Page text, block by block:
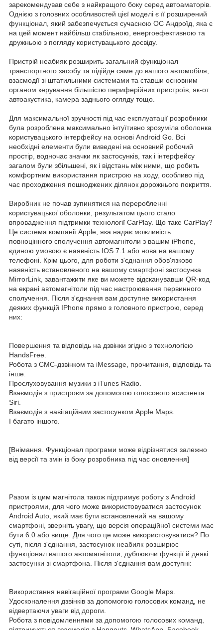
зарекомендував себе з найкращого боку серед автоаматорів.
Однією з головних особливостей цієї моделі є її розширений
функціонал, який забезпечується сучасною ОС Андроїд, яка є
на цей момент найбільш стабільною, енергоефективною та
дружньою з погляду користувацького досвіду.
Пристрій неабияк розширить загальний функціонал
транспортного засобу та підійде саме до вашого автомобіля,
взаємодії зі штатильними системами та ставши основним
органом керування більшістю периферійних пристроїв, як-от
автоакустика, камера заднього огляду тощо.
Для максимальної зручності під час експлуатації розробники
була розроблена максимально інтуїтивно зрозуміла оболонка
користувацького інтерфейсу на основі Android Go. Всі
необхідні елементи були виведені на основний робочий
простір, водночас значки як застосунків, так і інтерфейсу
загалом були збільшені, як і відстань між ними, що робить
комфортним використання пристрою на ходу, особливо під
час проходження пошкоджених ділянок дорожнього покриття.
Виробник не почав зупинятися на переробленні
користувацької оболонки, результатом цього стало
впровадження підтримки технології CarPlay. Що таке CarPlay?
Це система компанії Apple, яка надає можливість
повноцінного сполучення автомагнітоли з вашим iPhone,
єдиною умовою є наявність IOS 7.1 або нова на вашому
телефоні. Крім цього, для роботи з'єднання обов'язково
наявність встановленого на вашому смартфоні застосунка
MirrorLink, завантажити яке ви можете відсканувавши QR-код
на екрані автомагнітоли під час настроювання первинного
сполучення. Після з'єднання вам доступне використання
деяких функцій IPhone прямо з головного пристрою, серед
них:
Повершення та відповідь на дзвінки згідно з технологією
HandsFree.
Робота з СМС-дзвінком та iMessage, прочитання, відповідь та
інше.
Прослуховування музики з iTunes Radio.
Взаємодія з пристроєм за допомогою голосового асистента
Siri.
Взаємодія з навігаційним застосунком Apple Maps.
І багато іншого.
[Внімання. Функціонал програми може відрізнятися залежно
від версії та змін із боку розробника під час оновлення]
Разом із цим магнітола також підтримує роботу з Android
пристроями, для чого може використовуватися застосунок
Android Auto, який має бути встановлений на вашому
смартфоні, зверніть увагу, що версія операційної системи має
бути 6.0 або вище. Для чого це може використовуватися? По
суті, після з'єднання, застосунок неабияк розширює
функціонал вашого автомагнітоли, дублюючи функції й деякі
застосунки зі смартфона. Після з'єднання вам доступні:
Використання навігаційної програми Google Maps.
Удосконалення дзвінків за допомогою голосових команд, не
відвертаючи уваги від дороги.
Робота з повідомленнями за допомогою голосових команд,